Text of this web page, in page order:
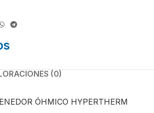
(0)
ÓHMICO HYPERTHERM